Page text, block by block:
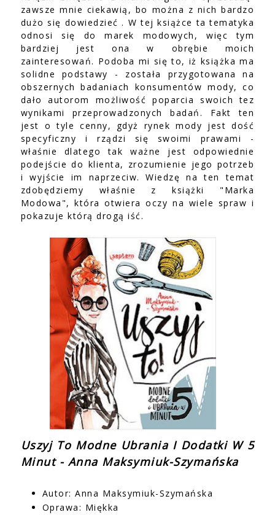
zawsze mnie ciekawią, bo można z nich bardzo
dużo się dowiedzieć . W tej książce ta tematyka
odnosi się do marek modowych, więc tym
bardziej jest ona w obrębie moich
zainteresowań. Podoba mi się to, iż książka ma
solidne podstawy - została przygotowana na
obszernych badaniach konsumentów mody, co
dało autorom możliwość poparcia swoich tez
wynikami przeprowadzonych badań. Fakt ten
jest o tyle cenny, gdyż rynek mody jest dość
specyficzny i rządzi się swoimi prawami -
właśnie dlatego tak ważne jest odpowiednie
podejście do klienta, zrozumienie jego potrzeb
i wyjście im naprzeciw. Wiedzę na ten temat
zdobędziemy właśnie z książki "Marka
Modowa", która otwiera oczy na wiele spraw i
pokazuje którą drogą iść.
Uszyj To Modne Ubrania I Dodatki W 5
Minut - Anna Maksymiuk-Szymańska
Autor: Anna Maksymiuk-Szymańska
Oprawa: Miękka